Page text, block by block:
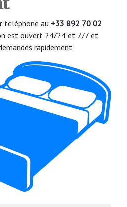
téléphone au +33 892 70 02
est ouvert 24/24 et 7/7 et
rapidement.